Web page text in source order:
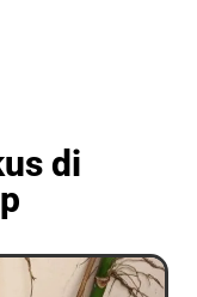
di